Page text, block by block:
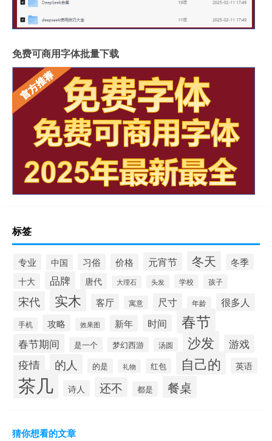
免费可商用字体批量下载
标签
专业 中国 习俗 价格 元宵节 冬天 冬季
十大 品牌 唐代 大理石 头发 学校 孩子
宋代 实木 客厅 寓意 尺寸 年龄 很多人
手机 攻略 效果图 新年 时间 春节
春节期间 是一个 梦幻西游 汤圆 沙发 游戏
疫情 的人 的是 礼物 红包 自己的 英语
茶几 诗人 还不 都是 餐桌
猜你想看的文章